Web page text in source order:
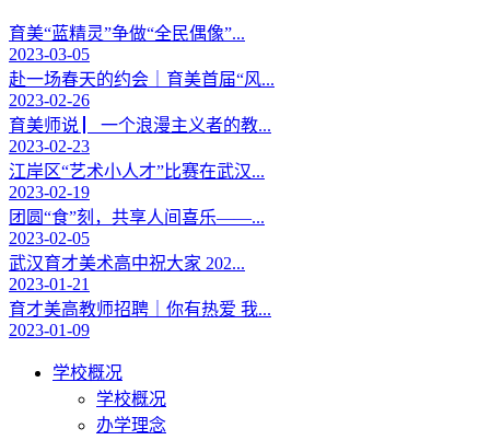
育美“蓝精灵”争做“全民偶像”...
2023-03-05
赴一场春天的约会｜育美首届“风...
2023-02-26
育美师说 ▏一个浪漫主义者的教...
2023-02-23
江岸区“艺术小人才”比赛在武汉...
2023-02-19
团圆“食”刻，共享人间喜乐——...
2023-02-05
武汉育才美术高中祝大家 202...
2023-01-21
育才美高教师招聘｜你有热爱 我...
2023-01-09
学校概况
学校概况
办学理念